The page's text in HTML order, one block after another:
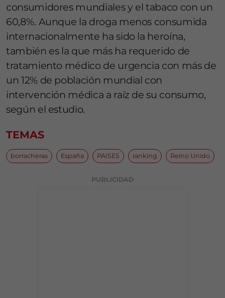
consumidores mundiales y el tabaco con un
60,8%. Aunque la droga menos consumida
internacionalmente ha sido la heroína,
también es la que más ha requerido de
tratamiento médico de urgencia con más de
un 12% de población mundial con
intervención médica a raíz de su consumo,
según el estudio.
TEMAS
borracheras España PAISES ranking Reino Unido
PUBLICIDAD